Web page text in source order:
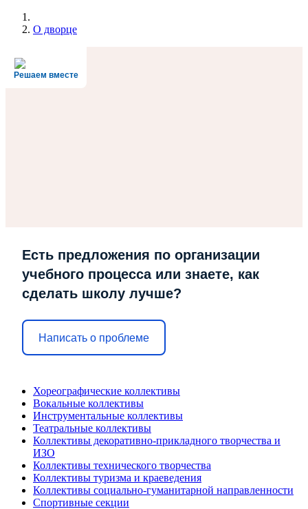
О дворце
Решаем вместе
Есть предложения по организации
учебного процесса или знаете, как
сделать школу лучше?
Написать о проблеме
Хореографические коллективы
Вокальные коллективы
Инструментальные коллективы
Театральные коллективы
Коллективы декоративно-прикладного творчества и
ИЗО
Коллективы технического творчества
Коллективы туризма и краеведения
Коллективы социально-гуманитарной направленности
Спортивные секции